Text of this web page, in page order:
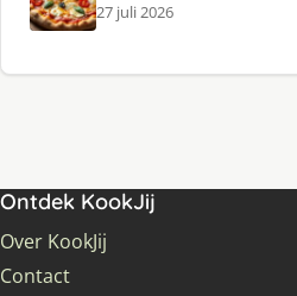
27 juli 2026
Ontdek KookJij
Over KookJij
Contact